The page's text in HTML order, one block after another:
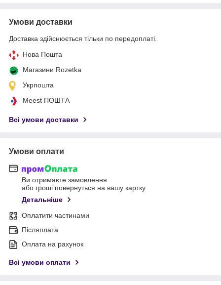
Умови доставки
Доставка здійснюється тільки по передоплаті.
Нова Пошта
Магазини Rozetka
Укрпошта
Meest ПОШТА
Всі умови доставки
Умови оплати
Ви отримаєте замовлення
або гроші повернуться на вашу картку
Детальніше
Оплатити частинами
Післяплата
Оплата на рахунок
Всі умови оплати